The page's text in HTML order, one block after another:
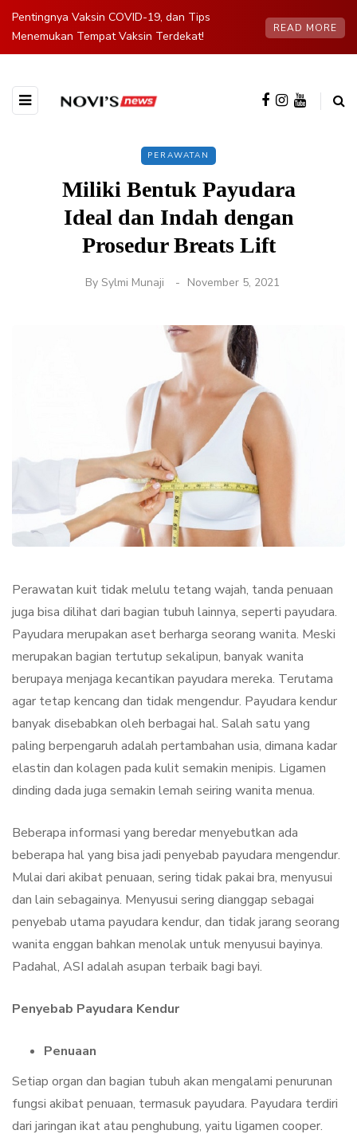
Pentingnya Vaksin COVID-19, dan Tips
Menemukan Tempat Vaksin Terdekat!
READ MORE
PERAWATAN
Miliki Bentuk Payudara
Ideal dan Indah dengan
Prosedur Breats Lift
By Sylmi Munaji November 5, 2021
Perawatan kuit tidak melulu tetang wajah, tanda penuaan
juga bisa dilihat dari bagian tubuh lainnya, seperti payudara.
Payudara merupakan aset berharga seorang wanita. Meski
merupakan bagian tertutup sekalipun, banyak wanita
berupaya menjaga kecantikan payudara mereka. Terutama
agar tetap kencang dan tidak mengendur. Payudara kendur
banyak disebabkan oleh berbagai hal. Salah satu yang
paling berpengaruh adalah pertambahan usia, dimana kadar
elastin dan kolagen pada kulit semakin menipis. Ligamen
dinding dada juga semakin lemah seiring wanita menua.
Beberapa informasi yang beredar menyebutkan ada
beberapa hal yang bisa jadi penyebab payudara mengendur.
Mulai dari akibat penuaan, sering tidak pakai bra, menyusui
dan lain sebagainya. Menyusui sering dianggap sebagai
penyebab utama payudara kendur, dan tidak jarang seorang
wanita enggan bahkan menolak untuk menyusui bayinya.
Padahal, ASI adalah asupan terbaik bagi bayi.
Penyebab Payudara Kendur
Penuaan
Setiap organ dan bagian tubuh akan mengalami penurunan
fungsi akibat penuaan, termasuk payudara. Payudara terdiri
dari jaringan ikat atau penghubung, yaitu ligamen cooper.